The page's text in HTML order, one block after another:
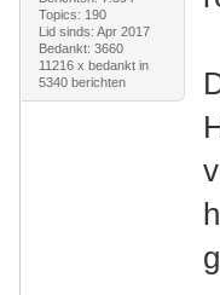
Topics: 190
Lid sinds: Apr 2017
Bedankt: 3660
11216 x bedankt in
5340 berichten